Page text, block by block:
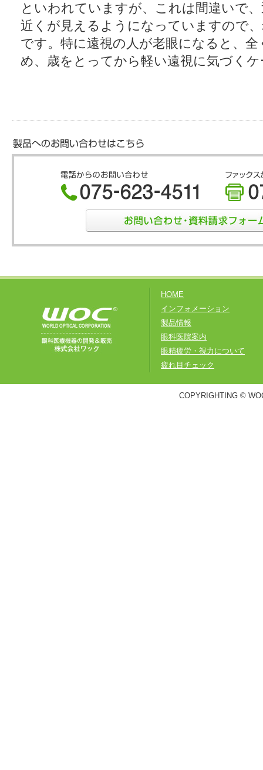
といわれていますが、これは間違いで
近くが見えるようになっていますので
です。特に遠視の人が老眼になると、
め、歳をとってから軽い遠視に気づく
HOME
インフォメーション
製品情報
眼科医院案内
眼精疲労・視力について
疲れ目チェック
COPYRIGHTING ©